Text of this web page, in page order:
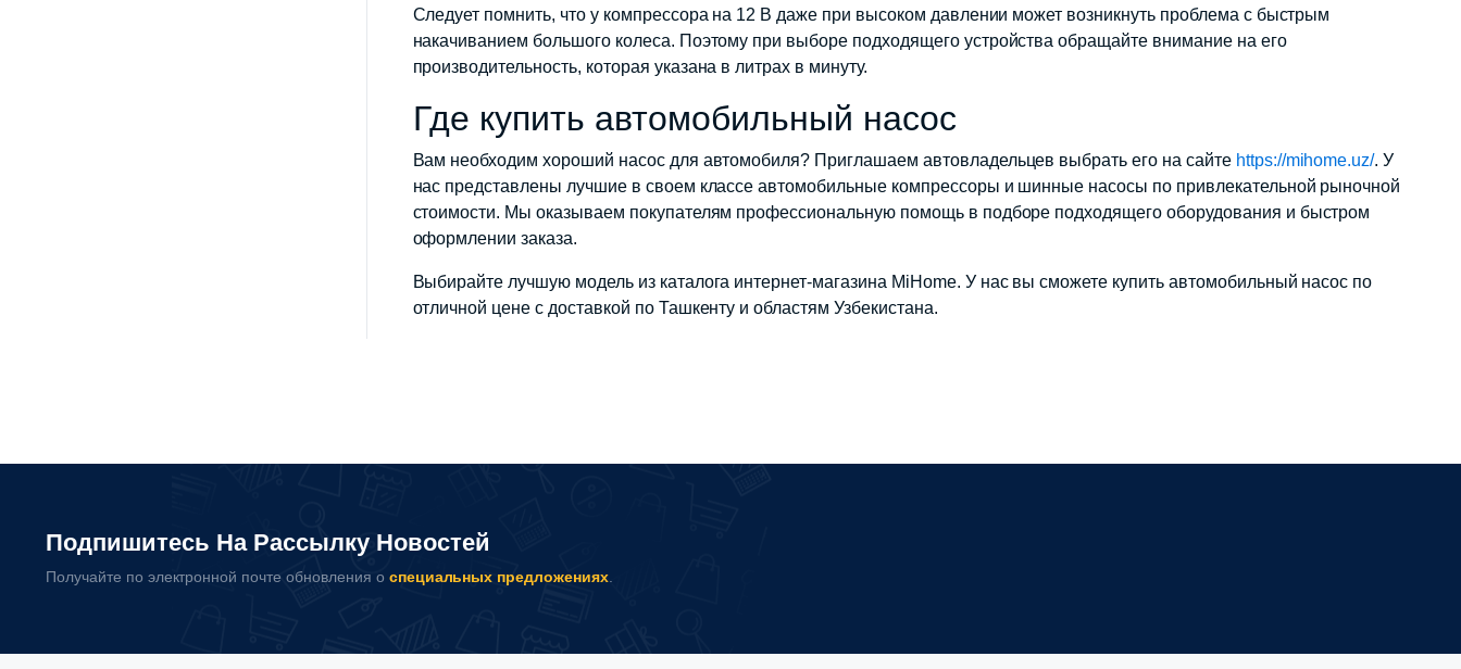
Следует помнить, что у компрессора на 12 В даже при высоком давлении может возникнуть проблема с быстрым
накачиванием большого колеса. Поэтому при выборе подходящего устройства обращайте внимание на его
производительность, которая указана в литрах в минуту.
Где купить автомобильный насос
Вам необходим хороший насос для автомобиля? Приглашаем автовладельцев выбрать его на сайте https://mihome.uz/. У
нас представлены лучшие в своем классе автомобильные компрессоры и шинные насосы по привлекательной рыночной
стоимости. Мы оказываем покупателям профессиональную помощь в подборе подходящего оборудования и быстром
оформлении заказа.
Выбирайте лучшую модель из каталога интернет-магазина MiHome. У нас вы сможете купить автомобильный насос по
отличной цене с доставкой по Ташкенту и областям Узбекистана.
Подпишитесь На Рассылку Новостей
Получайте по электронной почте обновления о специальных предложениях.